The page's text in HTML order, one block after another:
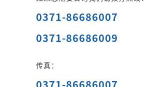
0371-86686007
0371-86686009
传真：